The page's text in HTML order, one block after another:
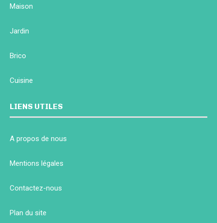
Maison
Jardin
Brico
Cuisine
LIENS UTILES
A propos de nous
Mentions légales
Contactez-nous
Plan du site